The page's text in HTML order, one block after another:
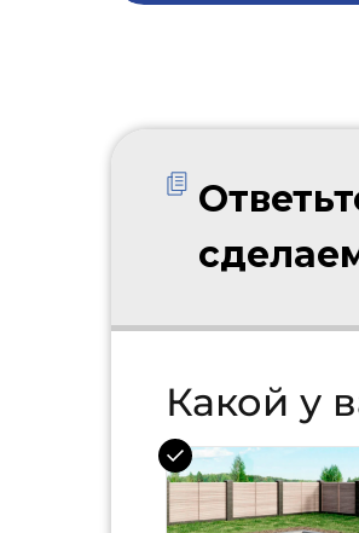
Какой у